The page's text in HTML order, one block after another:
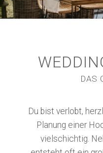
DAS
Du bist verlobt,
Planung einer
vielschichtig.